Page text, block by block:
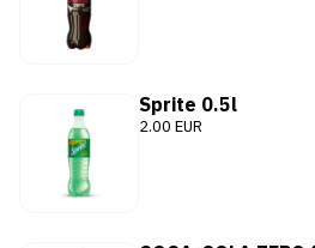
Sprite 0.5l
2.00 EUR